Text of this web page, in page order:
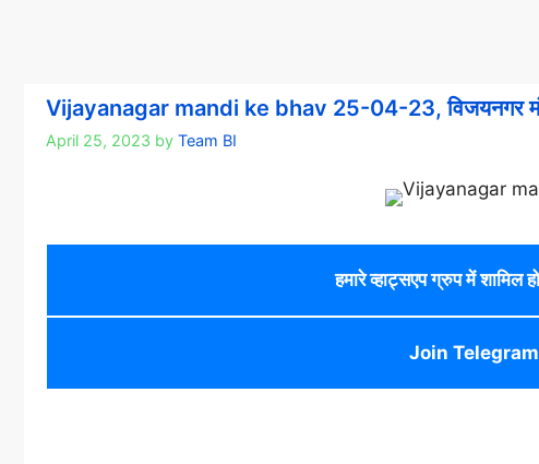
Vijayanagar mandi ke bhav 25-04-23, विजयनगर
April 25, 2023 by Team BI
हमारे व्हाट्सएप ग्रुप में शामिल
Join